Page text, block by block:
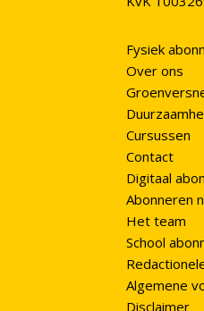
Fysiek
Over ons
Cursussen
Contact
Digitaal
Abonneren
Het team
School
Algemene
Disclaimer